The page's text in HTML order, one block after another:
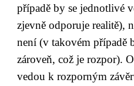
případě by se jednotlivé
zjevně odporuje realitě),
není (v takovém případě
zároveň, což je rozpor).
vedou k rozporným